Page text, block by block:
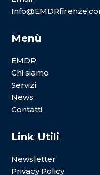
Menù
EMDR
Chi siamo
Servizi
News
Contatti
Link Utili
Newsletter
Privacy Policy